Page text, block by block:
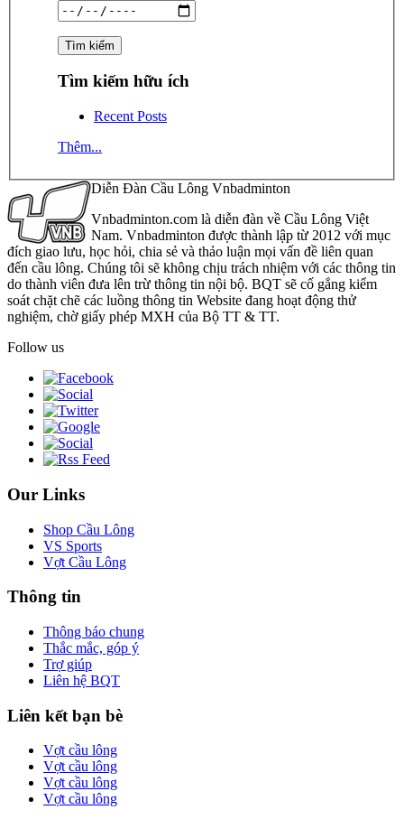
Tìm kiếm hữu ích
Recent Posts
Thêm...
Diễn Đàn Cầu Lông Vnbadminton
Vnbadminton.com là diễn đàn về Cầu Lông Việt
Nam. Vnbadminton được thành lập từ 2012 với mục
đích giao lưu, học hỏi, chia sẻ và thảo luận mọi vấn đề liên quan
đến cầu lông. Chúng tôi sẽ không chịu trách nhiệm với các thông tin
do thành viên đưa lên trừ thông tin nội bộ. BQT sẽ cố gắng kiểm
soát chặt chẽ các luồng thông tin Website đang hoạt động thử
nghiệm, chờ giấy phép MXH của Bộ TT & TT.
Follow us
Our Links
Shop Cầu Lông
VS Sports
Vợt Cầu Lông
Thông tin
Thông báo chung
Thắc mắc, góp ý
Trợ giúp
Liên hệ BQT
Liên kết bạn bè
Vợt cầu lông
Vợt cầu lông
Vợt cầu lông
Vợt cầu lông